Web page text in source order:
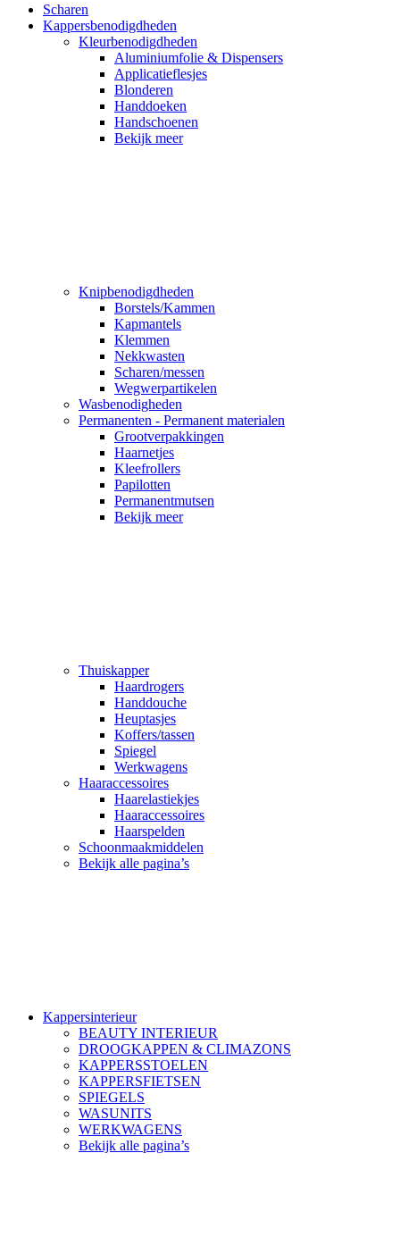
Scharen
Kappersbenodigdheden
Kleurbenodigdheden
Aluminiumfolie & Dispensers
Applicatieflesjes
Blonderen
Handdoeken
Handschoenen
Bekijk meer
Knipbenodigdheden
Borstels/Kammen
Kapmantels
Klemmen
Nekkwasten
Scharen/messen
Wegwerpartikelen
Wasbenodigheden
Permanenten - Permanent materialen
Grootverpakkingen
Haarnetjes
Kleefrollers
Papilotten
Permanentmutsen
Bekijk meer
Thuiskapper
Haardrogers
Handdouche
Heuptasjes
Koffers/tassen
Spiegel
Werkwagens
Haaraccessoires
Haarelastiekjes
Haaraccessoires
Haarspelden
Schoonmaakmiddelen
Bekijk alle pagina’s
Kappersinterieur
BEAUTY INTERIEUR
DROOGKAPPEN & CLIMAZONS
KAPPERSSTOELEN
KAPPERSFIETSEN
SPIEGELS
WASUNITS
WERKWAGENS
Bekijk alle pagina’s